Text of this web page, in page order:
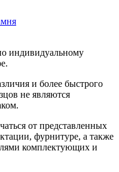
индивидуальному
и более быстрого
не являются
от представленных
фурнитуре, а также
комплектующих и